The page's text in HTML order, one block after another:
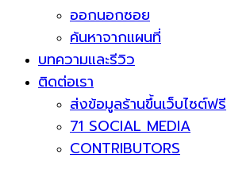
ออกนอกซอย
ค้นหาจากแผนที่
บทความและรีวิว
ติดต่อเรา
ส่งข้อมูลร้านขึ้นเว็บไซต์ฟรี
71 SOCIAL MEDIA
CONTRIBUTORS